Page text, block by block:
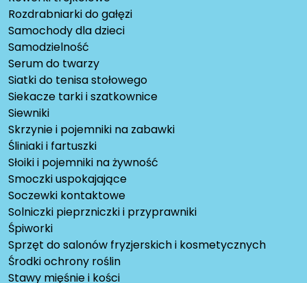
Rozdrabniarki do gałęzi
Samochody dla dzieci
Samodzielność
Serum do twarzy
Siatki do tenisa stołowego
Siekacze tarki i szatkownice
Siewniki
Skrzynie i pojemniki na zabawki
Śliniaki i fartuszki
Słoiki i pojemniki na żywność
Smoczki uspokajające
Soczewki kontaktowe
Solniczki pieprzniczki i przyprawniki
Śpiworki
Sprzęt do salonów fryzjerskich i kosmetycznych
Środki ochrony roślin
Stawy mięśnie i kości